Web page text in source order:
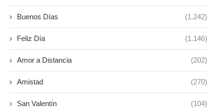
Buenos Días (1.242)
Feliz Día (1.146)
Amor a Distancia (202)
Amistad (270)
San Valentín (104)